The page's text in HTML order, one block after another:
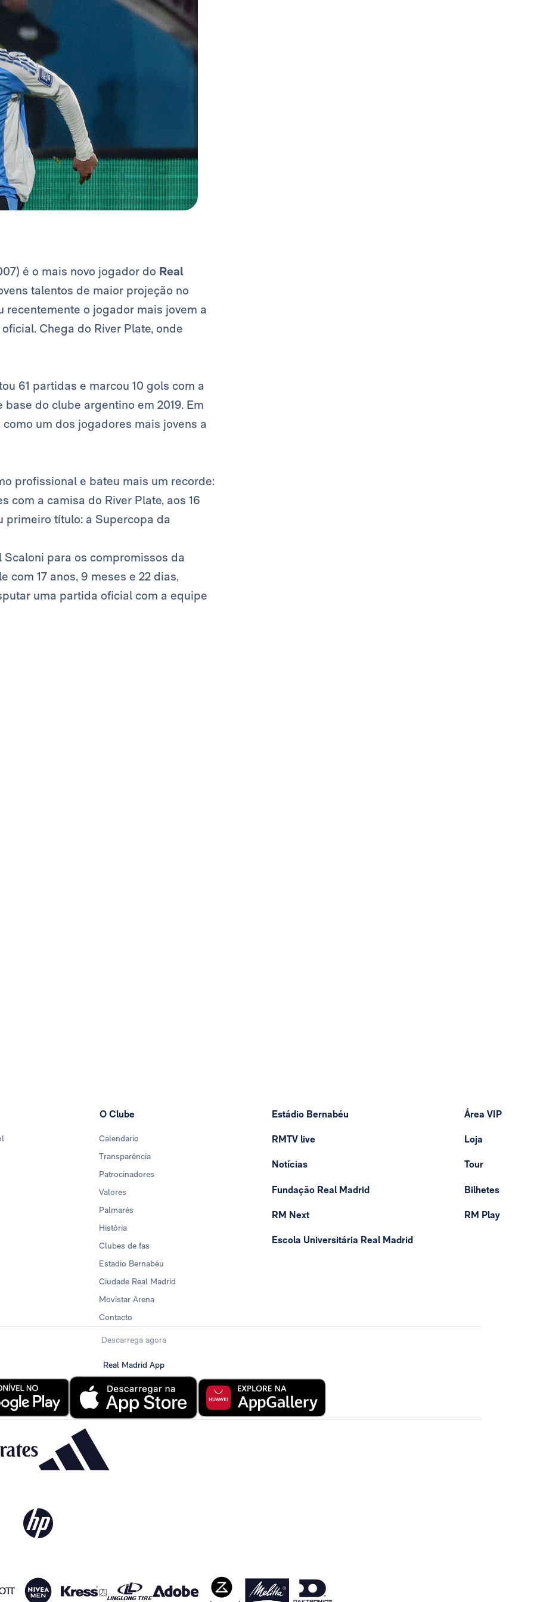
é o mais novo jogador do Real
talentos de maior projeção no
recentemente o jogador mais jovem a
Chega do River Plate, onde
61 partidas e marcou 10 gols com a
do clube argentino em 2019. Em
um dos jogadores mais jovens a
profissional e bateu mais um recorde:
com a camisa do River Plate, aos 16
primeiro título: a Supercopa da
para os compromissos da
com 17 anos, 9 meses e 22 dias,
uma partida oficial com a equipe
O Clube
Calendario
Transparência
Patrocinadores
Valores
Palmarés
História
Clubes de fas
Estadio Bernabéu
Ciudade Real Madrid
Movistar Arena
Contacto
Estádio Bernabéu
RMTV live
Notícias
Fundação Real Madrid
RM Next
Escola Universitária Real Madrid
Área VIP
Loja
Tour
Bilhetes
RM Play
Descarrega agora
Real Madrid App